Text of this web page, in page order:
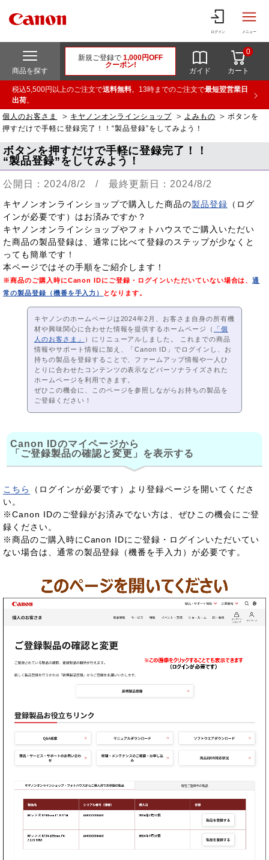
ログイン メニュー
商品を探す
新規ご登録で 1,000円OFF
クーポン!
ガイド カート
0
税込5,500円以上のご注文で送料無料。13時までのご注文で最短翌営業日
出荷。
個人のお客さま
キヤノンオンラインショップ よみもの
ボタンを
押すだけで手軽に登録完了！！“製品登録”をしてみよう！
ボタンを押すだけで手軽に登録完了！！
“製品登録”をしてみよう！
公開日：2024/8/2 / 最終更新日：2024/8/2
キヤノンオンラインショップで購入した商品の製品登録 （ログ
インが必要です）はお済みですか？
キヤノンオンラインショップやフォトハウスでご購入いただい
た商品の製品登録は、通常に比べて登録のステップが少なくと
っても簡単です！
本ページではその手順をご紹介します！
※商品のご購入時にCanon IDにご登録・ログインいただいていない場合は、通
常の製品登録（機番を手入力）
となります。
キヤノンのホームページは2024年2月、お客さま自身の所有機
材や興味関心に合わせた情報を提供するホームページ（
「個
人のお客さま」
）にリニューアルしました。 これまでの商品
情報やサポート情報に加え、「Canon ID」でログインし、お
持ちの製品を登録することで、ファームアップ情報や一人ひ
とりに合わせたコンテンツの表示などパーソナライズされた
ホームページを利用できます。
ぜひこの機会に、このページを参照しながらお持ちの製品を
ご登録ください！
Canon IDのマイページから
「ご登録製品の確認と変更」を表示する
こちら
（ログインが必要です）より登録ページを開いてくださ
い。
※Canon IDのご登録がお済みでない方は、ぜひこの機会にご登
録ください。
※商品のご購入時にCanon IDにご登録・ログインいただいてい
ない場合は、通常の製品登録（機番を手入力）が必要です。